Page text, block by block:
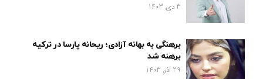
3 دی, 1403
برهنگی به بهانه آزادی؛ ریحانه پارسا در ترکیه
برهنه شد
29 آذر, 1403